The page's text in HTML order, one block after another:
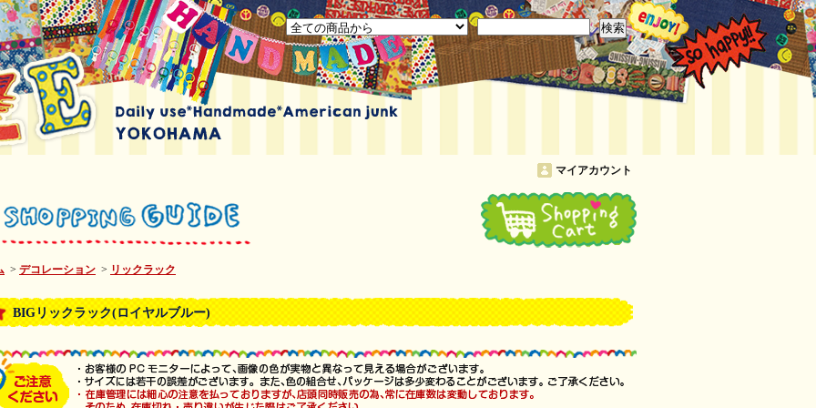
検索
マイアカウント
> デコレーション > リックラック
BIGリックラック(ロイヤルブルー)